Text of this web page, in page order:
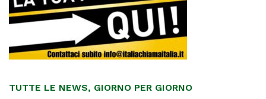
TUTTE LE NEWS, GIORNO PER GIORNO